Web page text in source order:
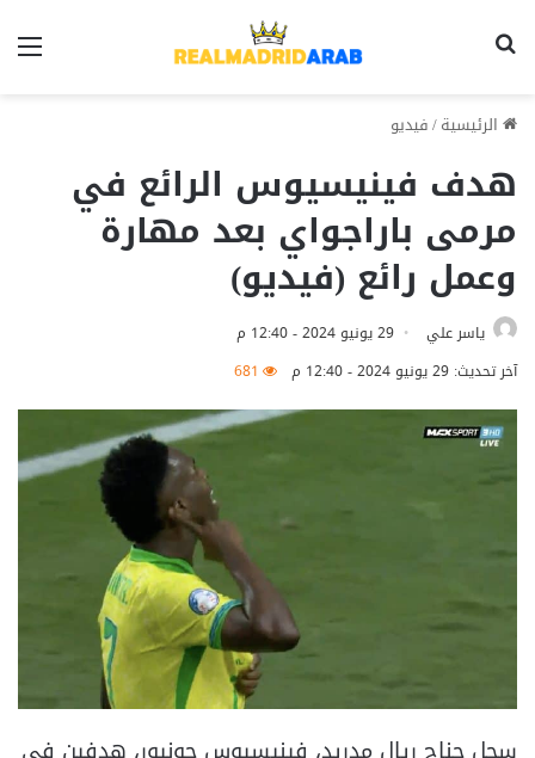
الرئيسية/فيديو
هدف فينيسيوس الرائع في
مرمى باراجواي بعد مهارة
وعمل رائع (فيديو)
ياسر علي
29 يونيو 2024 - 12:40 م
آخر تحديث: 29 يونيو 2024 - 12:40 م
681